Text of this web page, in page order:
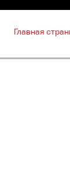
Главная